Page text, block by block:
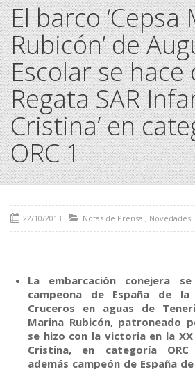
El barco ‘Cepsa
Rubicón’ de
Escolar se hace
Regata SAR
Cristina’ en
ORC 1
22/10/2013 Notas de Prensa , Novedades
La embarcación conejera
campeona de España de
Cruceros en aguas de
Marina Rubicón, patroneado
se hizo con la victoria en la
Cristina, en categoría ORC
además campeón de España